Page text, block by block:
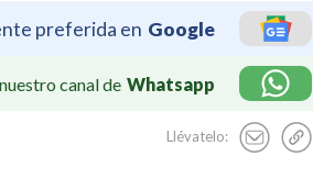
preferida en Google
canal de Whatsapp
Llévatelo: